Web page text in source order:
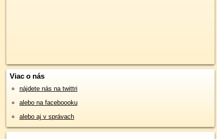
Viac o nás
nájdete nás na twittri
alebo na faceboooku
alebo aj v správach